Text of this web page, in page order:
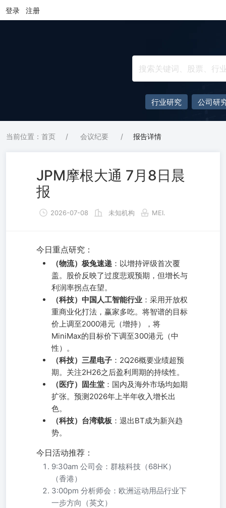
登录 注册
行业研究 公司研
当前位置：首页 / 会议纪要 / 报告详情
JPM摩根大通 7月8日晨
报
2026-07-08 未知机构 MEI.
今日重点研究：
（物流）极兔速递 ：以增持评级首次覆
盖。股价反映了过度悲观预期，但增长与
利润率拐点在望。
（科技）中国人工智能行业 ：采用开放权
重商业化打法，赢家多吃。将智谱的目标
价上调至2000港元（增持），将
MiniMax的目标价下调至300港元（中
性）。
（科技）三星电子 ：2Q26概要业绩超预
期。关注2H26之后盈利周期的持续性。
（医疗）固生堂 ：国内及海外市场均如期
扩张。预测2026年上半年收入增长出
色。
（科技）台湾载板 ：退出BT成为新兴趋
势。
今日活动推荐：
9:30am 公司会：群核科技（68HK）
（香港）
3:00pm 分析师会：欧洲运动用品行业下
一步方向（英文）